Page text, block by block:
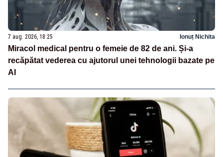
7 aug. 2026, 18:25 Ionuț Nichita
Miracol medical pentru o femeie de 82 de ani. Și-a
recăpătat vederea cu ajutorul unei tehnologii bazate pe
AI